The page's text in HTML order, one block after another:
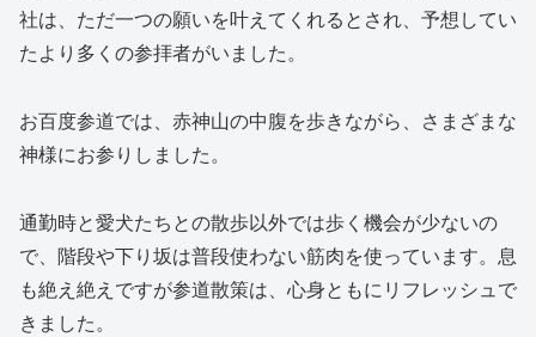
社は、ただ一つの願いを叶えてくれるとされ、予想してい
たより多くの参拝者がいました。
お百度参道では、赤神山の中腹を歩きながら、さまざまな
神様にお参りしました。
通勤時と愛犬たちとの散歩以外では歩く機会が少ないの
で、階段や下り坂は普段使わない筋肉を使っています。息
も絶え絶えですが参道散策は、心身ともにリフレッシュで
きました。